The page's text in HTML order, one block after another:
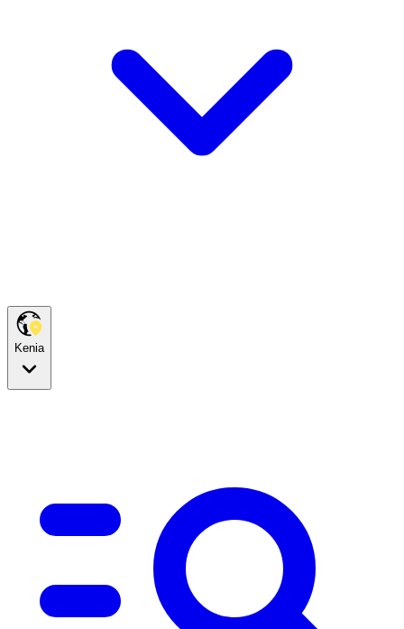
Kenia